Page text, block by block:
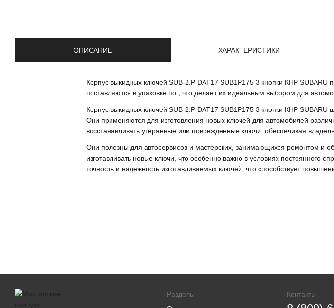
ОПИСАНИЕ ХАРАКТЕРИСТИКИ
Корпус выкидных ключей SUB-2.P DAT17 SUB1P175 3 кнопки КНР SUBARU
поставляются в упаковке по , что делает их идеальным выбором для
Корпус выкидных ключей SUB-2.P DAT17 SUB1P175 3 кнопки КНР
Они применяются для изготовления новых ключей для автомобилей
восстанавливать утерянные или поврежденные ключи, обеспечивая
Они полезны для автосервисов и мастерских, занимающихся ремонтом и
изготавливать новые ключи, что особенно важно в условиях постоянного
точность и надежность изготавливаемых ключей, что способствует
Разделы
Контакты